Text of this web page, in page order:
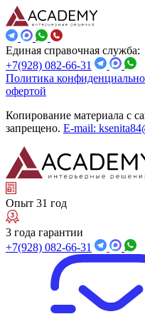
Единая справочная служба:
+7(928) 082-66-31
Политика
офертой
Копирование материала с
запрещено. E-mail:
Опыт 31 год
3 года гарантии
+7(928) 082-66-31